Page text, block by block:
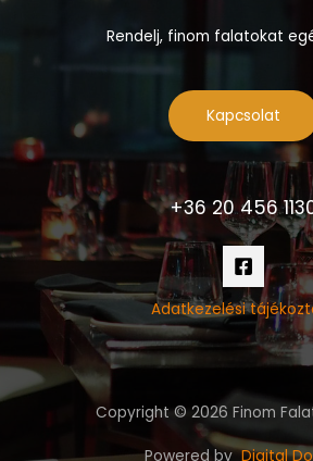
Rendelj, finom falatokat
Kapcsolat
+36 20 456
Adatkezelési
Copyright © 2026 Finom
Powered byDigital